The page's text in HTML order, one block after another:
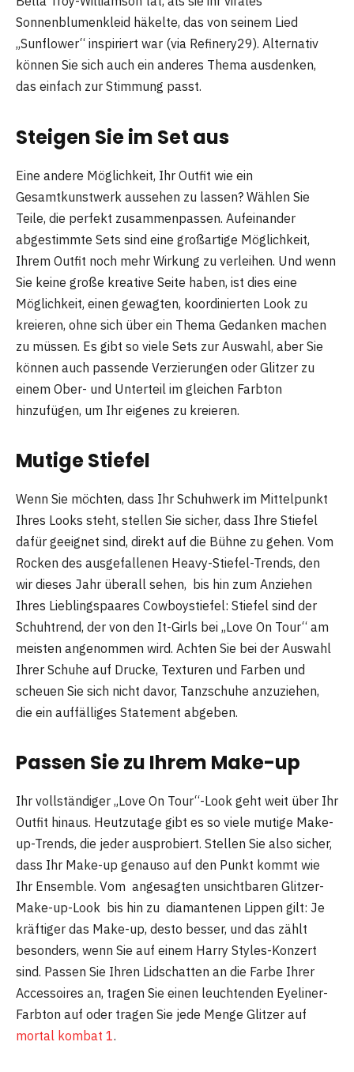
Sonnenblumenkleid häkelte, das von seinem Lied
„Sunflower“ inspiriert war (via Refinery29). Alternativ
können Sie sich auch ein anderes Thema ausdenken,
das einfach zur Stimmung passt.
Steigen Sie im Set aus
Eine andere Möglichkeit, Ihr Outfit wie ein
Gesamtkunstwerk aussehen zu lassen? Wählen Sie
Teile, die perfekt zusammenpassen. Aufeinander
abgestimmte Sets sind eine großartige Möglichkeit,
Ihrem Outfit noch mehr Wirkung zu verleihen. Und wenn
Sie keine große kreative Seite haben, ist dies eine
Möglichkeit, einen gewagten, koordinierten Look zu
kreieren, ohne sich über ein Thema Gedanken machen
zu müssen. Es gibt so viele Sets zur Auswahl, aber Sie
können auch passende Verzierungen oder Glitzer zu
einem Ober- und Unterteil im gleichen Farbton
hinzufügen, um Ihr eigenes zu kreieren.
Mutige Stiefel
Wenn Sie möchten, dass Ihr Schuhwerk im Mittelpunkt
Ihres Looks steht, stellen Sie sicher, dass Ihre Stiefel
dafür geeignet sind, direkt auf die Bühne zu gehen. Vom
Rocken des ausgefallenen Heavy-Stiefel-Trends, den
wir dieses Jahr überall sehen, bis hin zum Anziehen
Ihres Lieblingspaares Cowboystiefel: Stiefel sind der
Schuhtrend, der von den It-Girls bei „Love On Tour“ am
meisten angenommen wird. Achten Sie bei der Auswahl
Ihrer Schuhe auf Drucke, Texturen und Farben und
scheuen Sie sich nicht davor, Tanzschuhe anzuziehen,
die ein auffälliges Statement abgeben.
Passen Sie zu Ihrem Make-up
Ihr vollständiger „Love On Tour“-Look geht weit über Ihr
Outfit hinaus. Heutzutage gibt es so viele mutige Make-
up-Trends, die jeder ausprobiert. Stellen Sie also sicher,
dass Ihr Make-up genauso auf den Punkt kommt wie
Ihr Ensemble. Vom angesagten unsichtbaren Glitzer-
Make-up-Look bis hin zu diamantenen Lippen gilt: Je
kräftiger das Make-up, desto besser, und das zählt
besonders, wenn Sie auf einem Harry Styles-Konzert
sind. Passen Sie Ihren Lidschatten an die Farbe Ihrer
Accessoires an, tragen Sie einen leuchtenden Eyeliner-
Farbton auf oder tragen Sie jede Menge Glitzer auf
mortal kombat 1.